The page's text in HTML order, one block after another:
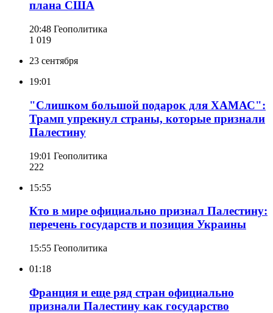
плана США
20:48 Геополитика
1 019
23 сентября
19:01
"Слишком большой подарок для ХАМАС":
Трамп упрекнул страны, которые признали
Палестину
19:01 Геополитика
222
15:55
Кто в мире официально признал Палестину:
перечень государств и позиция Украины
15:55 Геополитика
01:18
Франция и еще ряд стран официально
признали Палестину как государство